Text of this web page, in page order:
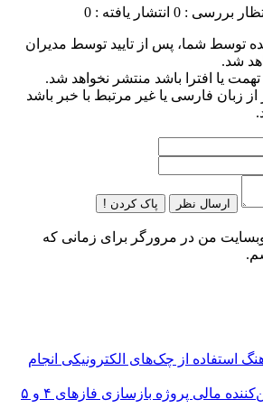
بررسی : 0 انتشار یافته : 0
توسط شما، پس از تایید توسط مدیران
شد.
یا افترا باشد منتشر نخواهد شد.
زبان فارسی یا غیر مرتبط با خبر باشد
ارسال نظر پاک کردن !
وبسایت من در مرورگر برای زمانی که
استفاده از چک‌های الکترونیکی انجام
بانک تجارت، تأمین‌کننده مالی پروژه بازسازی فازهای ۴ و ۵